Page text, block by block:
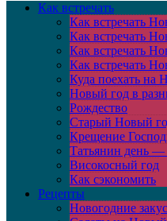
Как встречать
Как встречать
Как встречать
Как встречать
Как встречать
Куда поехать на
Новый год в
Рождество
Старый Новый
Крещение
Татьянин день —
Високосный год
Как сэкономить
Рецепты
Новогодние